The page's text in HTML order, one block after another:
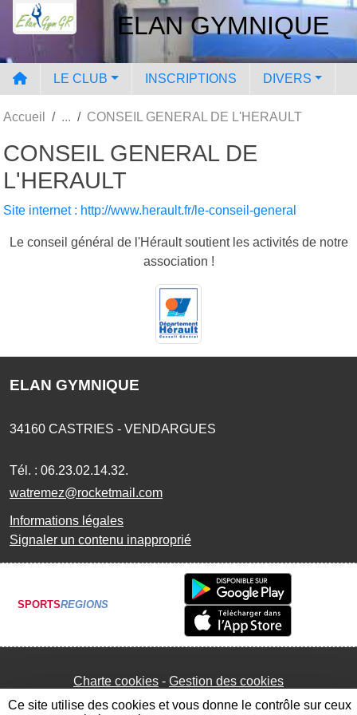
ELAN GYMNIQUE
LE CLUB INSCRIPTIONS DIVERS
Accueil CONSEIL GENERAL DE L'HERAULT
CONSEIL GENERAL DE
L'HERAULT
Site internet : http://www.herault.fr/le-conseil-general
Le conseil général de l'Hérault soutient les activités de notre
association !
ELAN GYMNIQUE
34160 CASTRIES - VENDARGUES
Tél. : 06.23.02.14.32.
watremez@rocketmail.com
Informations légales
Signaler un contenu inapproprié
SPORTSREGIONS
Charte cookies Gestion des cookies
Panneau de gestion des cookies
Ce site utilise des cookies et vous donne le contrôle sur ceux